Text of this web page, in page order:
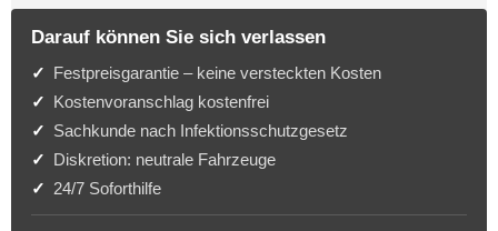
Darauf können Sie sich verlassen
Festpreisgarantie – keine versteckten Kosten
Kostenvoranschlag kostenfrei
Sachkunde nach Infektionsschutzgesetz
Diskretion: neutrale Fahrzeuge
24/7 Soforthilfe